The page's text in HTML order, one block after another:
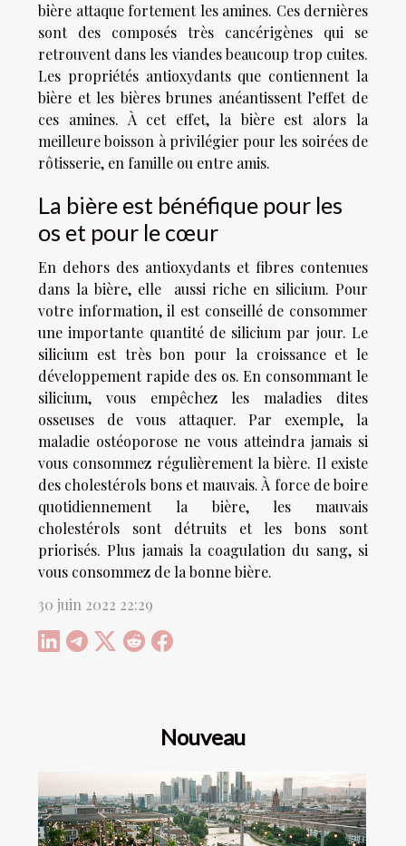
bière attaque fortement les amines. Ces dernières
sont des composés très cancérigènes qui se
retrouvent dans les viandes beaucoup trop cuites.
Les propriétés antioxydants que contiennent la
bière et les bières brunes anéantissent l’effet de
ces amines. À cet effet, la bière est alors la
meilleure boisson à privilégier pour les soirées de
rôtisserie, en famille ou entre amis.
La bière est bénéfique pour les
os et pour le cœur
En dehors des antioxydants et fibres contenues
dans la bière, elle aussi riche en silicium. Pour
votre information, il est conseillé de consommer
une importante quantité de silicium par jour. Le
silicium est très bon pour la croissance et le
développement rapide des os. En consommant le
silicium, vous empêchez les maladies dites
osseuses de vous attaquer. Par exemple, la
maladie ostéoporose ne vous atteindra jamais si
vous consommez régulièrement la bière. Il existe
des cholestérols bons et mauvais. À force de boire
quotidiennement la bière, les mauvais
cholestérols sont détruits et les bons sont
priorisés. Plus jamais la coagulation du sang, si
vous consommez de la bonne bière.
30 juin 2022 22:29
Nouveau